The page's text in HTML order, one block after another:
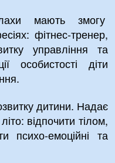
мають змогу
фітнес-тренер,
управління та
особистості діти
дитини. Надає
відпочити тілом,
психо-емоційні та